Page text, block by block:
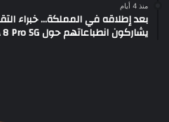
منذ 4 أيام
بعد إطلاقه في المملكة… خبراء
يشاركون انطباعاتهم حول TECNO POVA 8 Pro 5G